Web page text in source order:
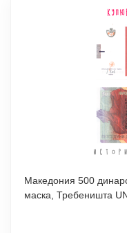
Македония 500
маска, Требеништа